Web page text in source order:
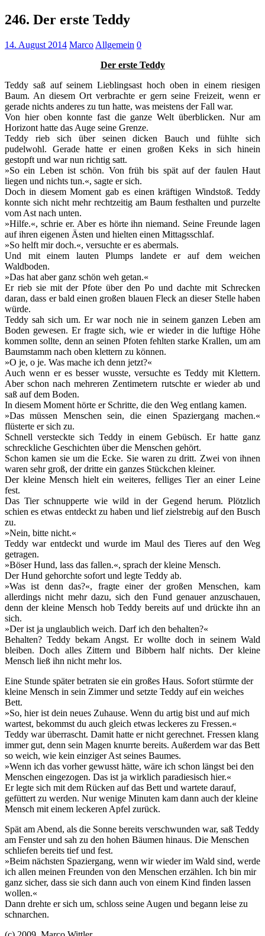
246. Der erste Teddy
14. August 2014 Marco Allgemein 0
Der erste Teddy
Teddy saß auf seinem Lieblingsast hoch oben in einem riesigen
Baum. An diesem Ort verbrachte er gern seine Freizeit, wenn er
gerade nichts anderes zu tun hatte, was meistens der Fall war.
Von hier oben konnte fast die ganze Welt überblicken. Nur am
Horizont hatte das Auge seine Grenze.
Teddy rieb sich über seinen dicken Bauch und fühlte sich
pudelwohl. Gerade hatte er einen großen Keks in sich hinein
gestopft und war nun richtig satt.
»So ein Leben ist schön. Von früh bis spät auf der faulen Haut
liegen und nichts tun.«, sagte er sich.
Doch in diesem Moment gab es einen kräftigen Windstoß. Teddy
konnte sich nicht mehr rechtzeitig am Baum festhalten und purzelte
vom Ast nach unten.
»Hilfe.«, schrie er. Aber es hörte ihn niemand. Seine Freunde lagen
auf ihren eigenen Ästen und hielten einen Mittagsschlaf.
»So helft mir doch.«, versuchte er es abermals.
Und mit einem lauten Plumps landete er auf dem weichen
Waldboden.
»Das hat aber ganz schön weh getan.«
Er rieb sie mit der Pfote über den Po und dachte mit Schrecken
daran, dass er bald einen großen blauen Fleck an dieser Stelle haben
würde.
Teddy sah sich um. Er war noch nie in seinem ganzen Leben am
Boden gewesen. Er fragte sich, wie er wieder in die luftige Höhe
kommen sollte, denn an seinen Pfoten fehlten starke Krallen, um am
Baumstamm nach oben klettern zu können.
»O je, o je. Was mache ich denn jetzt?«
Auch wenn er es besser wusste, versuchte es Teddy mit Klettern.
Aber schon nach mehreren Zentimetern rutschte er wieder ab und
saß auf dem Boden.
In diesem Moment hörte er Schritte, die den Weg entlang kamen.
»Das müssen Menschen sein, die einen Spaziergang machen.«
flüsterte er sich zu.
Schnell versteckte sich Teddy in einem Gebüsch. Er hatte ganz
schreckliche Geschichten über die Menschen gehört.
Schon kamen sie um die Ecke. Sie waren zu dritt. Zwei von ihnen
waren sehr groß, der dritte ein ganzes Stückchen kleiner.
Der kleine Mensch hielt ein weiteres, felliges Tier an einer Leine
fest.
Das Tier schnupperte wie wild in der Gegend herum. Plötzlich
schien es etwas entdeckt zu haben und lief zielstrebig auf den Busch
zu.
»Nein, bitte nicht.«
Teddy war entdeckt und wurde im Maul des Tieres auf den Weg
getragen.
»Böser Hund, lass das fallen.«, sprach der kleine Mensch.
Der Hund gehorchte sofort und legte Teddy ab.
»Was ist denn das?«, fragte einer der großen Menschen, kam
allerdings nicht mehr dazu, sich den Fund genauer anzuschauen,
denn der kleine Mensch hob Teddy bereits auf und drückte ihn an
sich.
»Der ist ja unglaublich weich. Darf ich den behalten?«
Behalten? Teddy bekam Angst. Er wollte doch in seinem Wald
bleiben. Doch alles Zittern und Bibbern half nichts. Der kleine
Mensch ließ ihn nicht mehr los.
Eine Stunde später betraten sie ein großes Haus. Sofort stürmte der
kleine Mensch in sein Zimmer und setzte Teddy auf ein weiches
Bett.
»So, hier ist dein neues Zuhause. Wenn du artig bist und auf mich
wartest, bekommst du auch gleich etwas leckeres zu Fressen.«
Teddy war überrascht. Damit hatte er nicht gerechnet. Fressen klang
immer gut, denn sein Magen knurrte bereits. Außerdem war das Bett
so weich, wie kein einziger Ast seines Baumes.
»Wenn ich das vorher gewusst hätte, wäre ich schon längst bei den
Menschen eingezogen. Das ist ja wirklich paradiesisch hier.«
Er legte sich mit dem Rücken auf das Bett und wartete darauf,
gefüttert zu werden. Nur wenige Minuten kam dann auch der kleine
Mensch mit einem leckeren Apfel zurück.
Spät am Abend, als die Sonne bereits verschwunden war, saß Teddy
am Fenster und sah zu den hohen Bäumen hinaus. Die Menschen
schliefen bereits tief und fest.
»Beim nächsten Spaziergang, wenn wir wieder im Wald sind, werde
ich allen meinen Freunden von den Menschen erzählen. Ich bin mir
ganz sicher, dass sie sich dann auch von einem Kind finden lassen
wollen.«
Dann drehte er sich um, schloss seine Augen und begann leise zu
schnarchen.